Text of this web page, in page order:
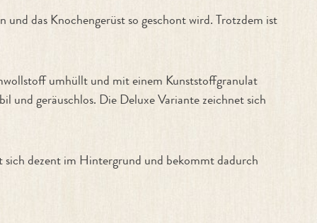
das Knochengerüst so geschont wird. Trotzdem ist
umhüllt und mit einem Kunststoffgranulat
und geräuschlos. Die Deluxe Variante zeichnet sich
dezent im Hintergrund und bekommt dadurch